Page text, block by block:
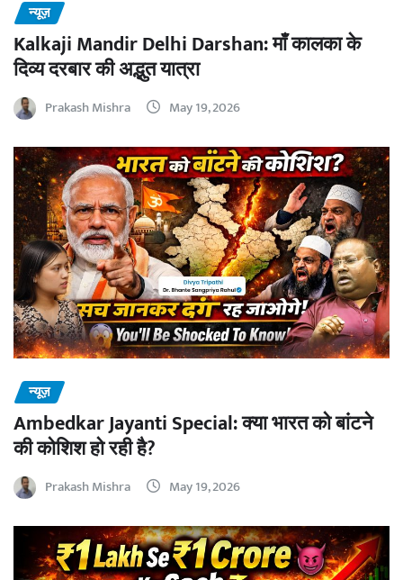
न्यूज़
Kalkaji Mandir Delhi Darshan: माँ कालका के
दिव्य दरबार की अद्भुत यात्रा
Prakash Mishra May 19, 2026
न्यूज़
Ambedkar Jayanti Special: क्या भारत को बांटने
की कोशिश हो रही है?
Prakash Mishra May 19, 2026